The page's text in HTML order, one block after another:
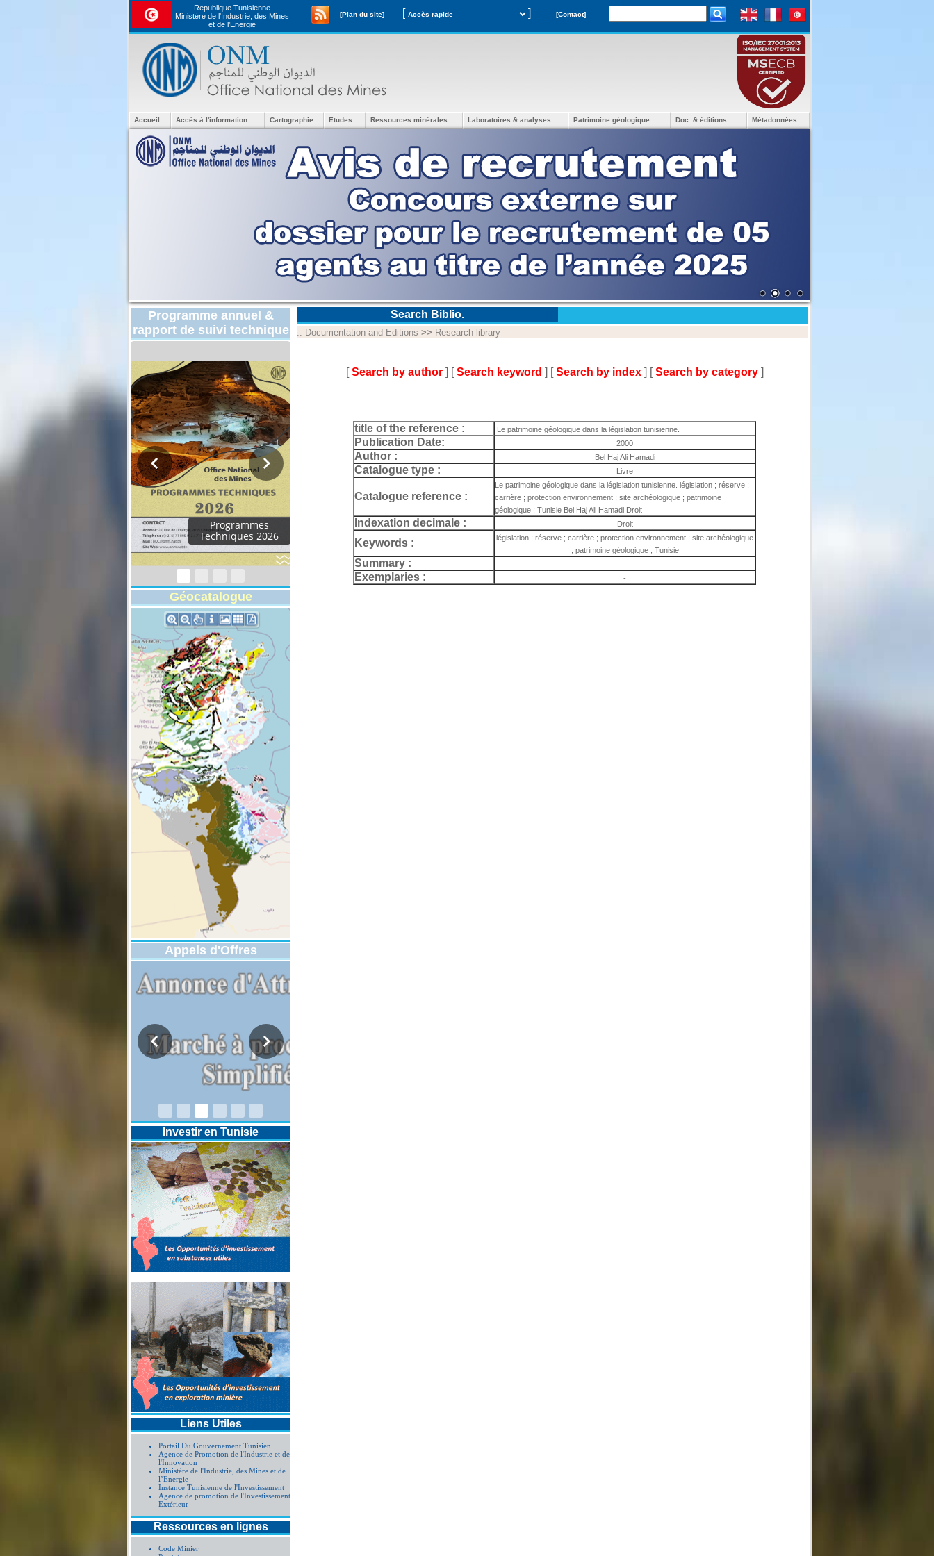
Republique Tunisienne
Ministère de l'Industrie, des Mines
et de l’Energie
[Plan du site] [ ] [Contact]
Accueil Accès à l'information Cartographie Etudes Ressources minérales Laboratoires & analyses Patrimoine géologique Doc. & éditions Métadonnées
Programme annuel &
rapport de suivi technique
Programmes
Techniques 2026
Géocatalogue
Appels d'Offres
DESIGNATION D’UN REVISEUR
COMPTABLE POUR LES
EXERCICES 2025-2026-2027
Investir en Tunisie
Liens Utiles
Portail Du Gouvernement Tunisien
Agence de Promotion de l'Industrie et de
l'Innovation
Ministère de l'Industrie, des Mines et de
l’Energie
Instance Tunisienne de l'Investissement
Agence de promotion de l'Investissement
Extérieur
Ressources en lignes
Code Minier
Search Biblio.
:: Documentation and Editions >> Research library
[Search by author ] [Search keyword ] [Search by index ] [Search by category ]
title of the reference : Le patrimoine géologique dans la législation tunisienne.
Publication Date: 2000
Author : Bel Haj Ali Hamadi
Catalogue type : Livre
Catalogue reference :
Le patrimoine géologique dans la législation tunisienne. législation ; réserve ;
carrière ; protection environnement ; site archéologique ; patrimoine
géologique ; Tunisie Bel Haj Ali Hamadi Droit
Indexation decimale : Droit
Keywords :
législation ; réserve ; carrière ; protection environnement ; site archéologique
; patrimoine géologique ; Tunisie
Summary :
Exemplaries :
-